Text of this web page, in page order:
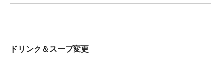
ドリンク＆スープ変更